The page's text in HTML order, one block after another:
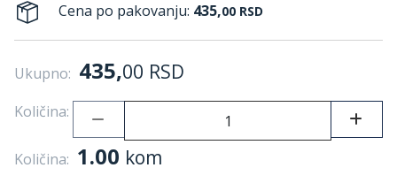
Cena po pakovanju: 435,00 RSD
Ukupno: 435,00 RSD
Količina:
Količina: 1.00 kom